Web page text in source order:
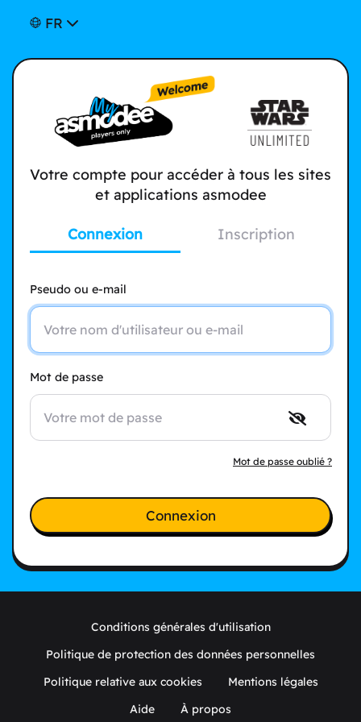
FR
Votre compte pour accéder à tous les sites
et applications asmodee
Connexion Inscription
Pseudo ou e-mail
Mot de passe
Mot de passe oublié ?
Connexion
Conditions générales d'utilisation
Politique de protection des données personnelles
Politique relative aux cookies
Mentions légales
Aide
À propos